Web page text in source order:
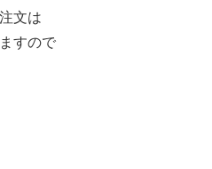
文は
すので